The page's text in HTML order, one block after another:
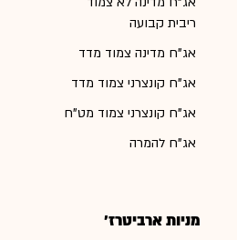
ריבית קבועה
אג"ח מדינה צמוד מדד
אג"ח קונצרני צמוד מדד
אג"ח קונצרני צמוד מט"ח
אג"ח להמרה
מניות ארביטרז'